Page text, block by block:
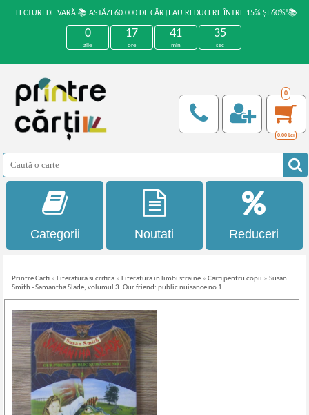
LECTURI DE VARĂ 📚 ASTĂZI 60.000 DE CĂRȚI AU REDUCERE ÎNTRE 15% ȘI 60%!📚
0
zile
17
ore
41
min
35
sec
0
0,00 Lei
Categorii Noutati Reduceri
Printre Carti » Literatura si critica » Literatura in limbi straine »Carti pentru copii »Susan
Smith - Samantha Slade, volumul 3. Our friend: public nuisance no 1